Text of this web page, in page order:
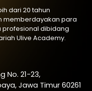
dari 20 tahun
memberdayakan para
profesional dibidang
Ulive Academy.
No. 21-23,
Jawa Timur 60261